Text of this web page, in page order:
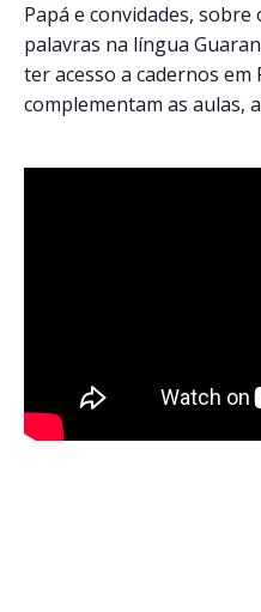
Papá e convidades,
palavras na língua
ter acesso a cadernos
complementam as aulas,